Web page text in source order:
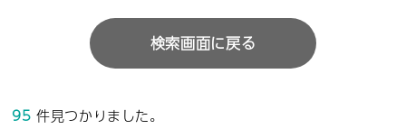
検索画面に戻る
95 件見つかりました。